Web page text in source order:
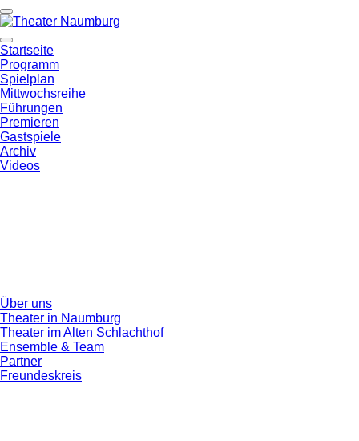
Startseite
Programm
Spielplan
Mittwochsreihe
Führungen
Premieren
Gastspiele
Archiv
Videos
Über uns
Theater in Naumburg
Theater im Alten Schlachthof
Ensemble & Team
Partner
Freundeskreis